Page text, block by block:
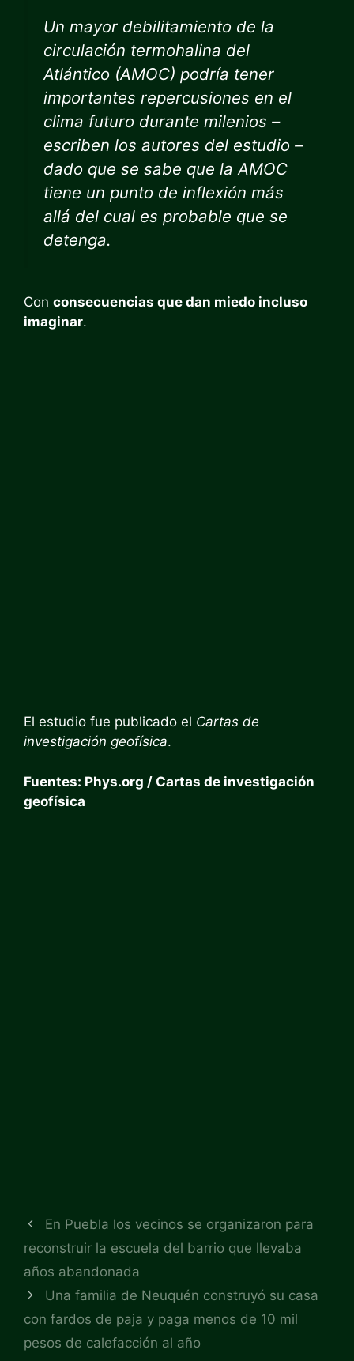
Un mayor debilitamiento de la
circulación termohalina del
Atlántico (AMOC) podría tener
importantes repercusiones en el
clima futuro durante milenios –
escriben los autores del estudio –
dado que se sabe que la AMOC
tiene un punto de inflexión más
allá del cual es probable que se
detenga.
Con consecuencias que dan miedo incluso
imaginar.
El estudio fue publicado el Cartas de
investigación geofísica.
Fuentes: Phys.org / Cartas de investigación
geofísica
En Puebla los vecinos se organizaron para
reconstruir la escuela del barrio que llevaba
años abandonada
Una familia de Neuquén construyó su casa
con fardos de paja y paga menos de 10 mil
pesos de calefacción al año